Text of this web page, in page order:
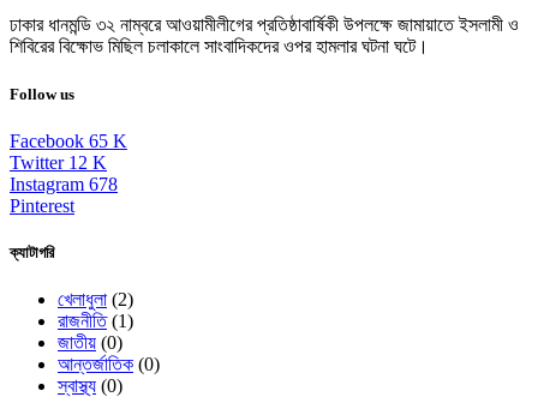
ঢাকার ধানমন্ডি ৩২ নাম্বরে আওয়ামীলীগের প্রতিষ্ঠাবার্ষিকী উপলক্ষে জামায়াতে ইসলামী ও
শিবিরের বিক্ষোভ মিছিল চলাকালে সাংবাদিকদের ওপর হামলার ঘটনা ঘটে।
Follow us
Facebook 65 K
Twitter 12 K
Instagram 678
Pinterest
ক্যাটাগরি
খেলাধুলা (2)
রাজনীতি(1)
জাতীয় (0)
আন্তর্জাতিক (0)
স্বাস্থ্য (0)